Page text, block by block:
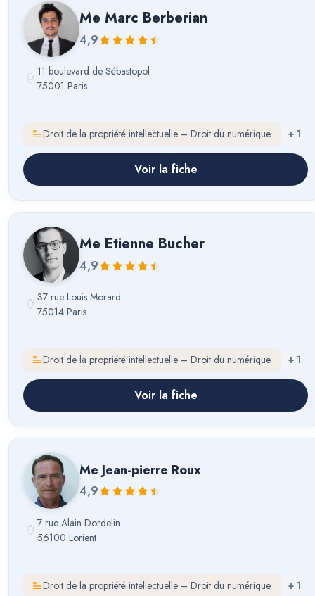
Me Marc Berberian
4,9
11 boulevard de Sébastopol
75001 Paris
Droit de la propriété intellectuelle – Droit du numérique + 1
Voir la fiche
Me Etienne Bucher
4,9
37 rue Louis Morard
75014 Paris
Droit de la propriété intellectuelle – Droit du numérique + 1
Voir la fiche
Me Jean-pierre Roux
4,9
7 rue Alain Dordelin
56100 Lorient
Droit de la propriété intellectuelle – Droit du numérique + 1